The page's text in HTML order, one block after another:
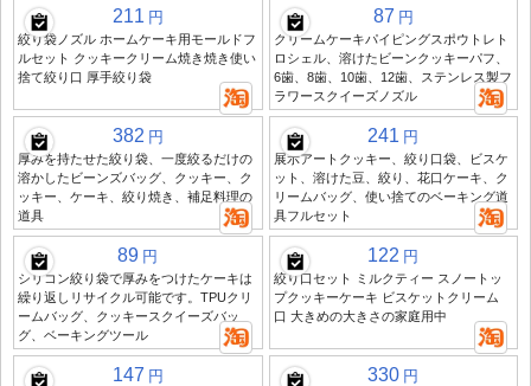
211 円
絞り袋ノズル ホームケーキ用モールドフ
ルセット クッキークリーム焼き焼き使い
捨て絞り口 厚手絞り袋
87 円
クリームケーキパイピングスポウトレト
ロシェル、溶けたビーンクッキーパフ、
6歯、8歯、10歯、12歯、ステンレス製フ
ラワースクイーズノズル
382 円
厚みを持たせた絞り袋、一度絞るだけの
溶かしたビーンズバッグ、クッキー、ク
ッキー、ケーキ、絞り焼き、補足料理の
道具
241 円
展示アートクッキー、絞り口袋、ビスケ
ット、溶けた豆、絞り、花口ケーキ、ク
リームバッグ、使い捨てのベーキング道
具フルセット
89 円
シリコン絞り袋で厚みをつけたケーキは
繰り返しリサイクル可能です。TPUクリ
ームバッグ、クッキースクイーズバッ
グ、ベーキングツール
122 円
絞り口セット ミルクティー スノートッ
プクッキーケーキ ビスケットクリーム
口 大きめの大きさの家庭用中
147 円 330 円